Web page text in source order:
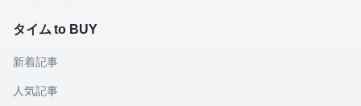
タイム to BUY
新着記事
人気記事